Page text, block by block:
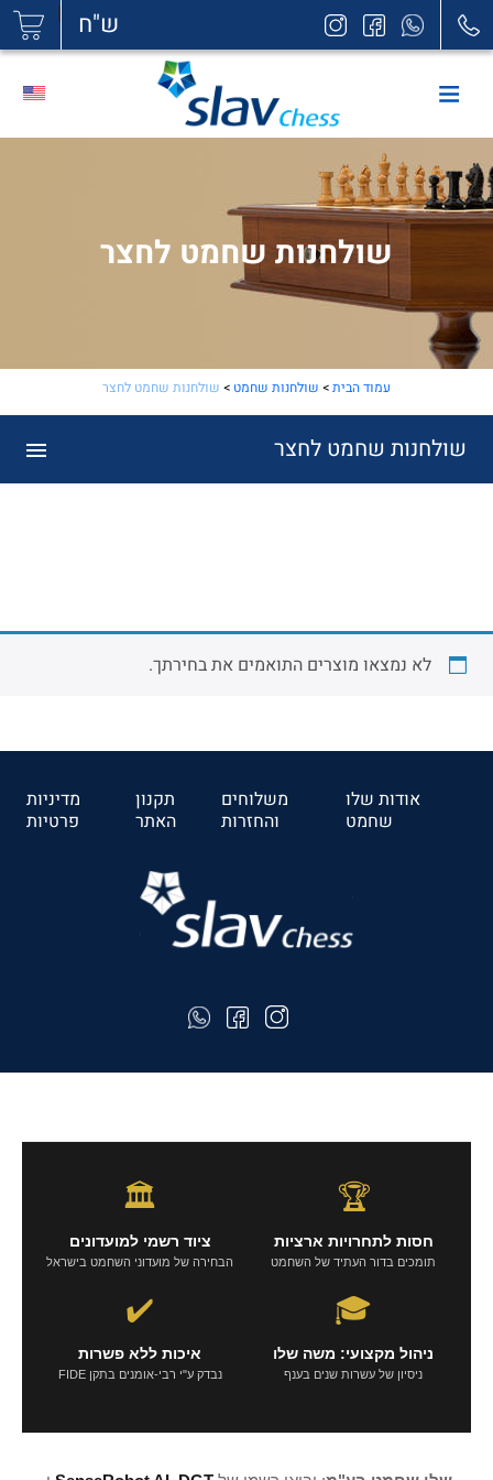
| ש"ח
שולחנות שחמט לחצר
עמוד הבית> שולחנות שחמט > שולחנות שחמט לחצר
שולחנות שחמט לחצר
לא נמצאו מוצרים התואמים את בחירתך.
אודות שלו
שחמט
משלוחים
והחזרות
תקנון
האתר
מדיניות
פרטיות
🏆
חסות לתחרויות ארציות
תומכים בדור העתיד של השחמט
🏛️
ציוד רשמי למועדונים
הבחירה של מועדוני השחמט בישראל
🎓
ניהול מקצועי: משה שלו
ניסיון של עשרות שנים בענף
✔️
איכות ללא פשרות
נבדק ע"י רבי-אומנים בתקן FIDE